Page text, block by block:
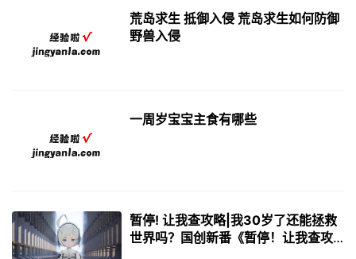
荒岛求生 抵御入侵 荒岛求生如何防御
野兽入侵
一周岁宝宝主食有哪些
暂停! 让我查攻略|我30岁了还能拯救
世界吗？国创新番《暂停！让我查攻